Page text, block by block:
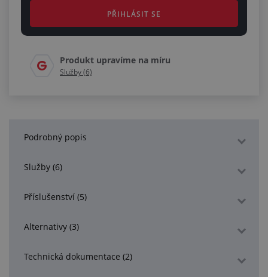
PŘIHLÁSIT SE
Produkt upravíme na míru
Služby (6)
Podrobný popis
Služby (6)
Příslušenství (5)
Alternativy (3)
Technická dokumentace (2)